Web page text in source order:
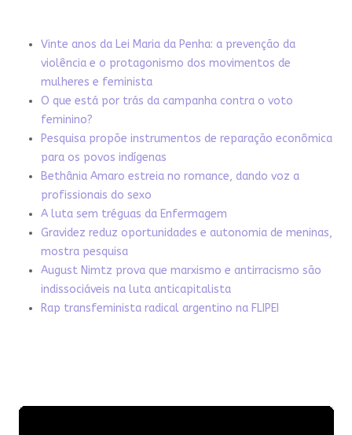
Vinte anos da Lei Maria da Penha: a prevenção da
violência e o protagonismo dos movimentos de
mulheres e feminista
O que está por trás da campanha contra o voto
feminino?
Pesquisa propõe instrumentos de reparação econômica
para os povos indígenas
Bethânia Amaro estreia no romance, dando voz a
profissionais do sexo
A luta sem tréguas da Enfermagem
Gravidez reduz oportunidades e autonomia de meninas,
mostra pesquisa
August Nimtz prova que marxismo e antirracismo são
indissociáveis na luta anticapitalista
Rap transfeminista radical argentino na FLIPEI